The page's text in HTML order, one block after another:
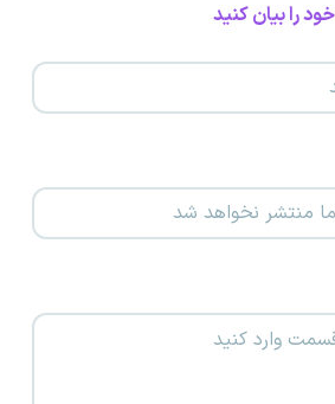
را بیان کنید